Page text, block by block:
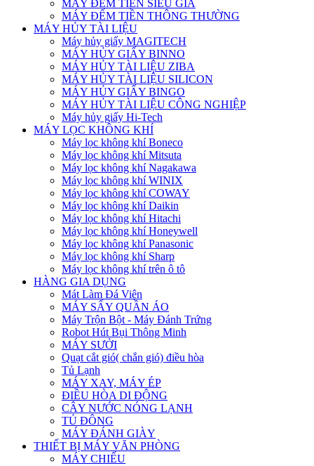
MÁY ĐẾM TIỀN SIÊU GIẢ
MÁY ĐẾM TIỀN THÔNG THƯỜNG
MÁY HỦY TÀI LIỆU
Máy hủy giấy MAGITECH
MÁY HỦY GIẤY BINNO
MÁY HỦY TÀI LIỆU ZIBA
MÁY HỦY TÀI LIỆU SILICON
MÁY HỦY GIẤY BINGO
MÁY HỦY TÀI LIỆU CÔNG NGHIỆP
Máy hủy giấy Hi-Tech
MÁY LỌC KHÔNG KHÍ
Máy lọc không khí Boneco
Máy lọc không khí Mitsuta
Máy lọc không khí Nagakawa
Máy lọc không khí WINIX
Máy lọc không khí COWAY
Máy lọc không khí Daikin
Máy lọc không khí Hitachi
Máy lọc không khí Honeywell
Máy lọc không khí Panasonic
Máy lọc không khí Sharp
Máy lọc không khí trên ô tô
HÀNG GIA DỤNG
Mát Làm Đá Viên
MÁY SẤY QUẦN ÁO
Máy Trộn Bột - Máy Đánh Trứng
Robot Hút Bụi Thông Minh
MÁY SƯỞI
Quạt cắt gió( chắn gió) điều hòa
Tủ Lạnh
MÁY XAY, MÁY ÉP
ĐIỀU HÒA DI ĐỘNG
CÂY NƯỚC NÓNG LẠNH
TỦ ĐÔNG
MÁY ĐÁNH GIÀY
THIẾT BỊ MÁY VĂN PHÒNG
MÁY CHIẾU